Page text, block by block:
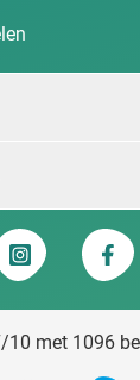
Instagram
10 met 1096